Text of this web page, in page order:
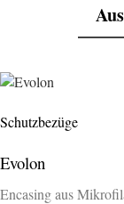
Schutzbezüge
Evolon
Encasing aus